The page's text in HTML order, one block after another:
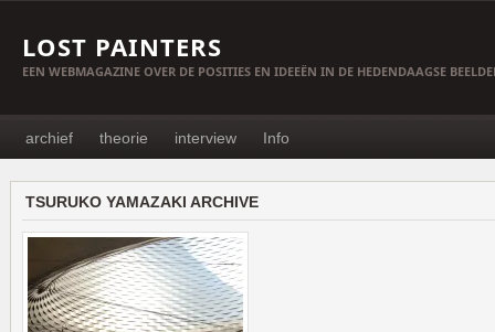
LOST PAINTERS
EEN WEBMAGAZINE OVER DE POSITIES EN IDEEËN IN DE HEDENDAAGSE
archief theorie interview Info
TSURUKO YAMAZAKI ARCHIVE